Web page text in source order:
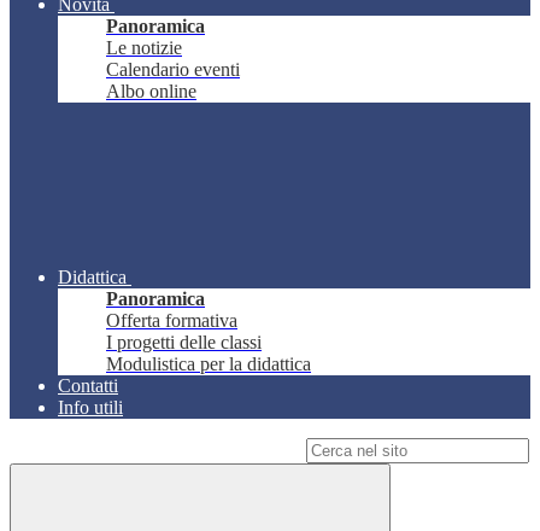
Novità
Panoramica
Le notizie
Calendario eventi
Albo online
Didattica
Panoramica
Offerta formativa
I progetti delle classi
Modulistica per la didattica
Contatti
Info utili